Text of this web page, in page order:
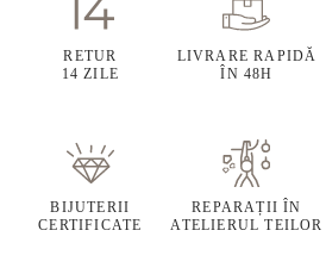
RETUR
14 ZILE
LIVRARE RAPIDĂ
ÎN 48H
BIJUTERII
CERTIFICATE
REPARAȚII ÎN
ATELIERUL TEILOR